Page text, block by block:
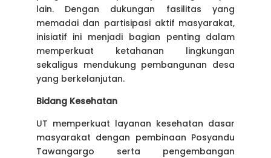
lain. Dengan dukungan fasilitas yang
memadai dan partisipasi aktif masyarakat,
inisiatif ini menjadi bagian penting dalam
memperkuat ketahanan lingkungan
sekaligus mendukung pembangunan desa
yang berkelanjutan.
Bidang Kesehatan
UT memperkuat layanan kesehatan dasar
masyarakat dengan pembinaan Posyandu
Tawangargo serta pengembangan